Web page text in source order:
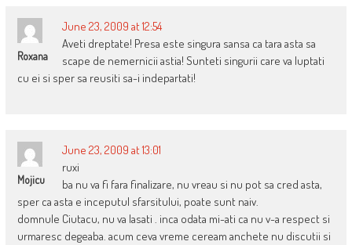
Roxana
June 23, 2009 at 12:54
Aveti dreptate! Presa este singura sansa ca tara asta sa
scape de nemernicii astia! Sunteti singurii care va luptati
cu ei si sper sa reusiti sa-i indepartati!
Mojicu
June 23, 2009 at 13:01
ruxi
ba nu va fi fara finalizare, nu vreau si nu pot sa cred asta,
sper ca asta e inceputul sfarsitului, poate sunt naiv.
domnule Ciutacu, nu va lasati . inca odata mi-ati ca nu v-a respect si
urmaresc degeaba. acum ceva vreme ceream anchete nu discutii si